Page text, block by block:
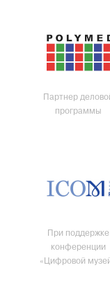
Партнер
программы
При поддержке
конференции
«Цифровой